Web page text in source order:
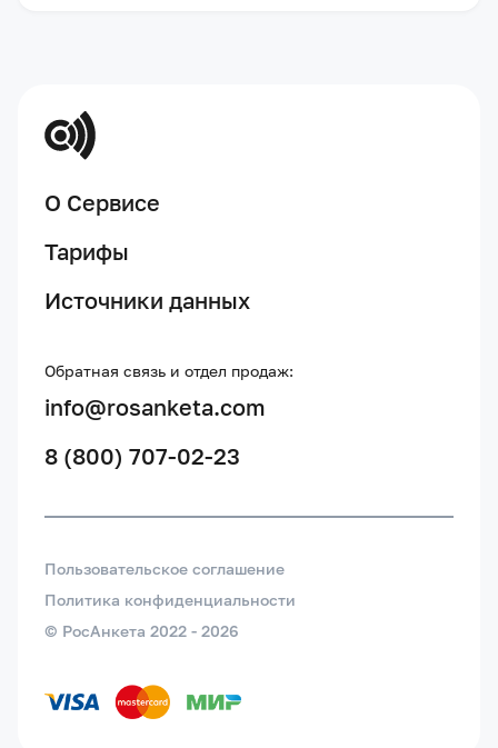
О Сервисе
Тарифы
Источники данных
Обратная связь и отдел продаж:
info@rosanketa.com
8 (800) 707-02-23
Пользовательское соглашение
Политика конфиденциальности
© РосАнкета 2022 - 2026